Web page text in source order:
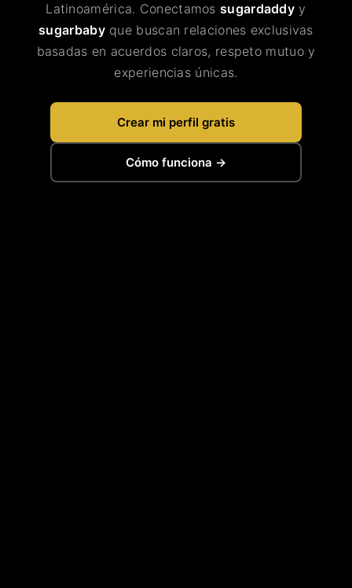
Latinoamérica. Conectamossugardaddy y
sugarbabyque buscan relaciones exclusivas
basadas en acuerdos claros, respeto mutuo y
experiencias únicas.
Crear mi perfil gratis
Cómo funciona →